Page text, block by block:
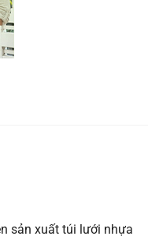
sản xuất túi lưới nhựa